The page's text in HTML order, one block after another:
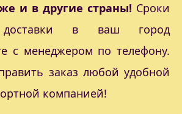
и в другие страны! Сроки
доставки в ваш город
с менеджером по телефону.
заказ любой удобной
компанией!